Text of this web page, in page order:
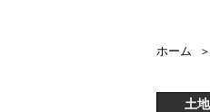
ホーム
土地